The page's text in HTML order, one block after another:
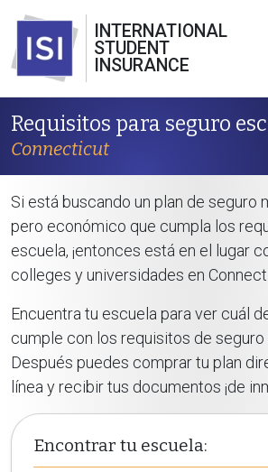
INTERNATIONAL
STUDENT
INSURANCE
Requisitos para seguro
Connecticut
Si está buscando un plan de seguro
pero económico que cumpla los
escuela, ¡entonces está en el lugar
colleges y universidades en
Encuentra tu escuela para ver cuál
cumple con los requisitos de seguro
Después puedes comprar tu plan
línea y recibir tus documentos ¡de
Encontrar tu escuela: